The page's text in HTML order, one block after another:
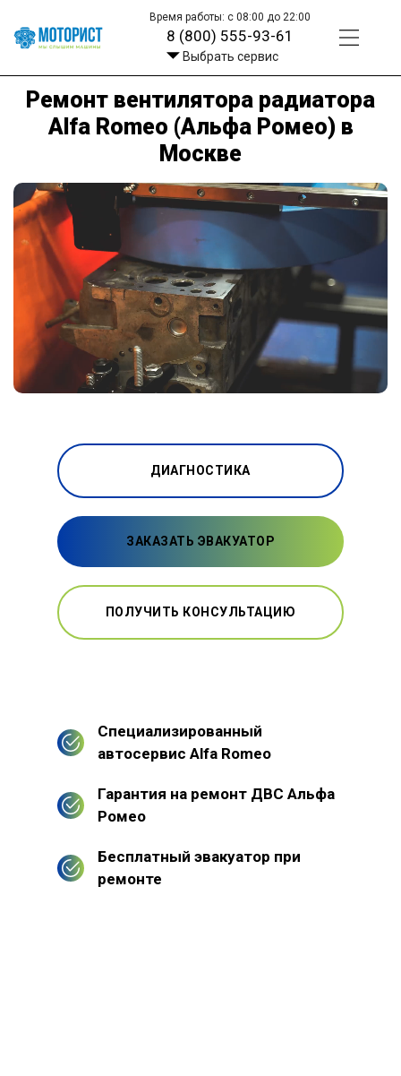
Время работы: с 08:00 до 22:00
8 (800) 555-93-61
Выбрать сервис
Ремонт вентилятора радиатора
Alfa Romeo (Альфа Ромео) в
Москве
ДИАГНОСТИКА
ЗАКАЗАТЬ ЭВАКУАТОР
ПОЛУЧИТЬ КОНСУЛЬТАЦИЮ
Специализированный
автосервис Alfa Romeo
Гарантия на ремонт ДВС Альфа
Ромео
Бесплатный эвакуатор при
ремонте